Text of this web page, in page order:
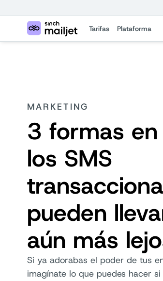
Tarifas Plataforma
MARKETING
3 formas
los SMS
pueden
aún más
Si ya adorabas el poder de tus
imagínate lo que puedes hacer si